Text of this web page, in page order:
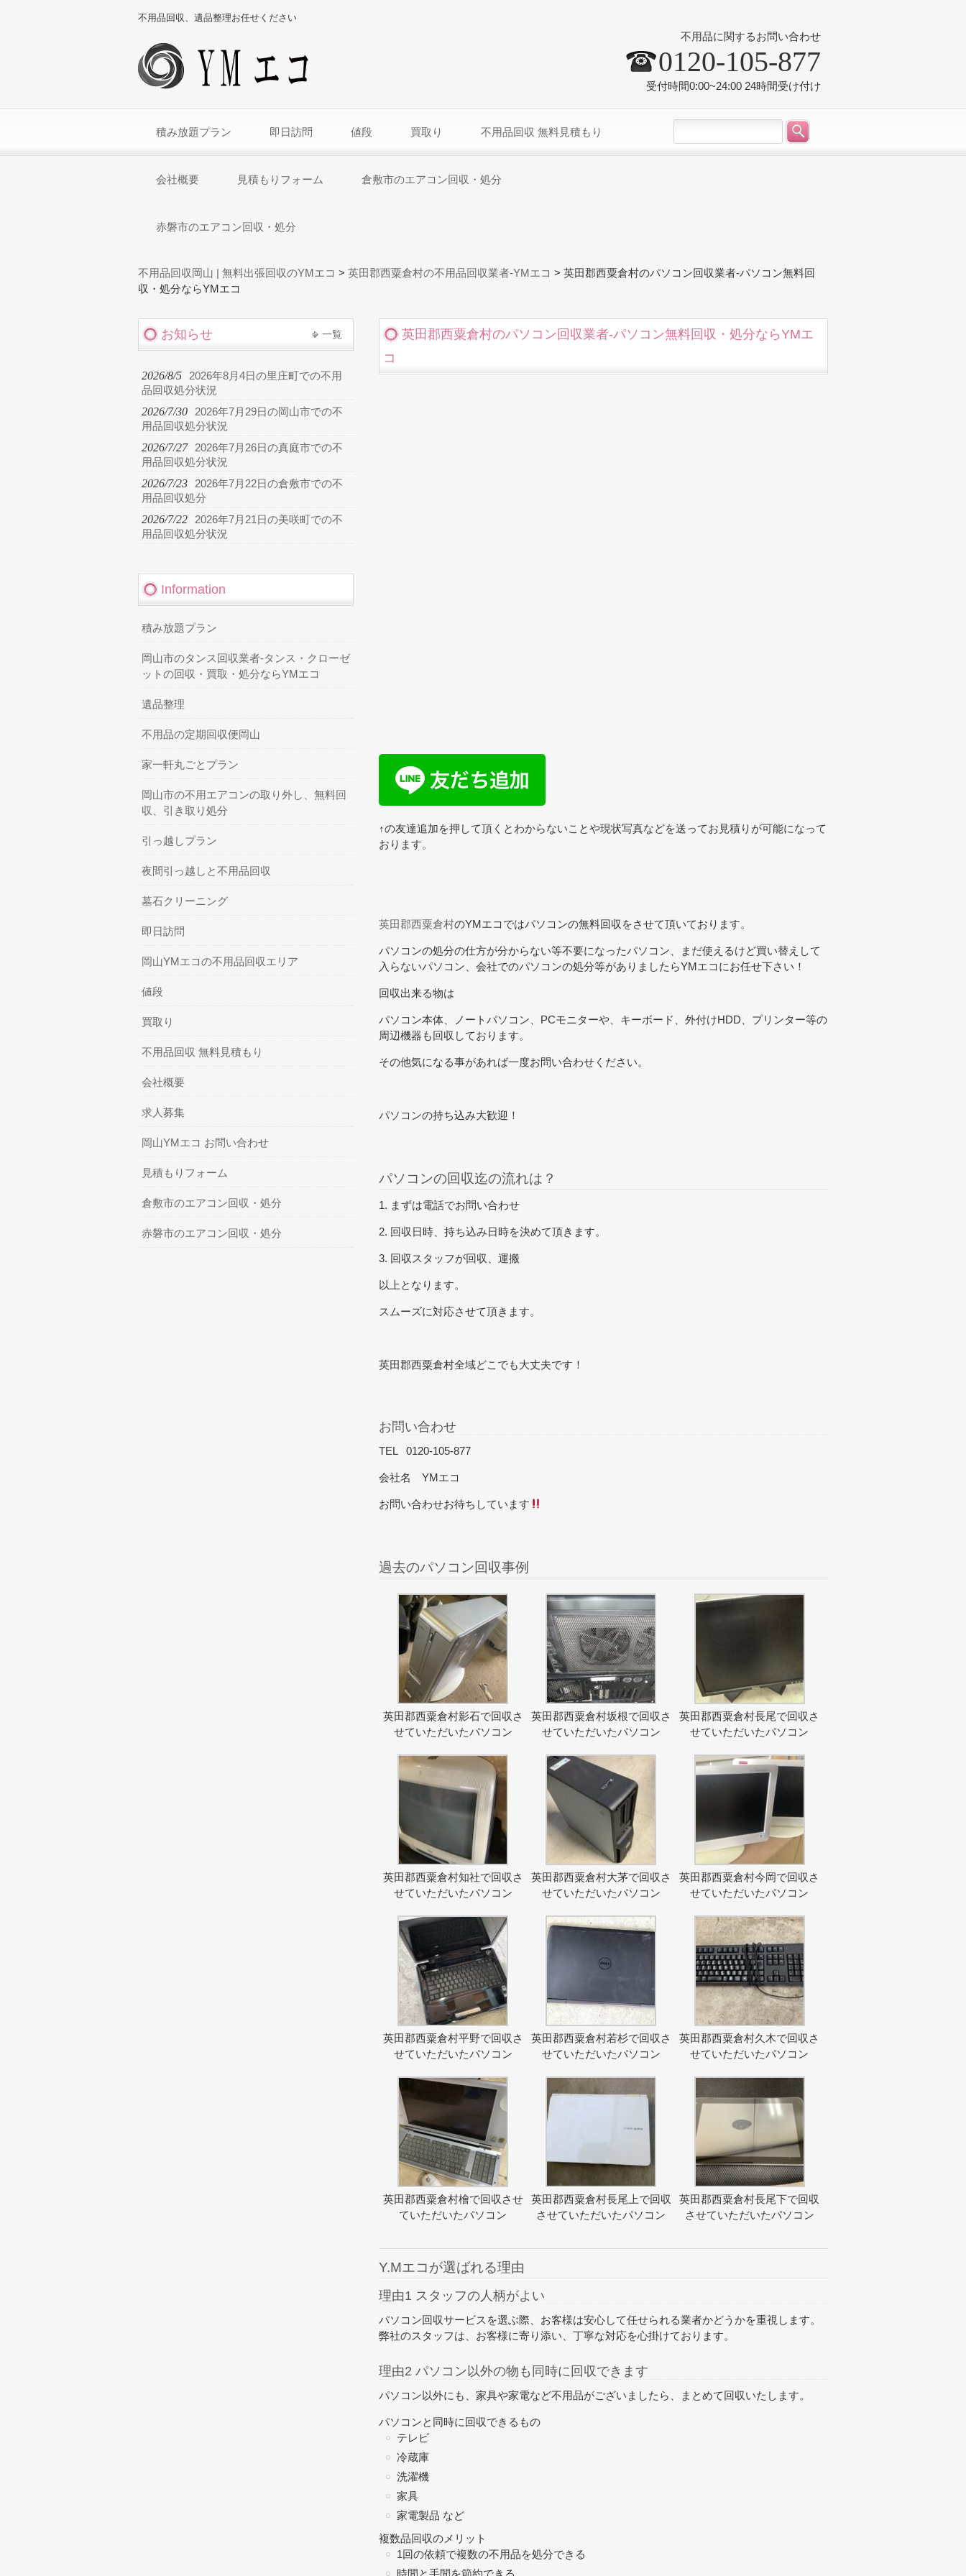
不用品回収、遺品整理お任せください
不用品に関するお問い合わせ
0120-105-877
受付時間0:00~24:00 24時間受け付け
積み放題プラン 即日訪問 値段 買取り 不用品回収 無料見積もり
会社概要 見積もりフォーム 倉敷市のエアコン回収・処分
赤磐市のエアコン回収・処分
不用品回収岡山 | 無料出張回収のYMエコ > 英田郡西粟倉村の不用品回収業者-YMエコ > 英田郡西粟倉村のパソコン回収業者-パソコン無料回
収・処分ならYMエコ
英田郡西粟倉村のパソコン回収業者-パソコン無料回収・処分ならYMエ
コ
↑の友達追加を押して頂くとわからないことや現状写真などを送ってお見積りが可能になって
おります。
英田郡西粟倉村のYMエコではパソコンの無料回収をさせて頂いております。
パソコンの処分の仕方が分からない等不要になったパソコン、まだ使えるけど買い替えして
入らないパソコン、会社でのパソコンの処分等がありましたらYMエコにお任せ下さい！
回収出来る物は
パソコン本体、ノートパソコン、PCモニターや、キーボード、外付けHDD、プリンター等の
周辺機器も回収しております。
その他気になる事があれば一度お問い合わせください。
パソコンの持ち込み大歓迎！
パソコンの回収迄の流れは？
1. まずは電話でお問い合わせ
2. 回収日時、持ち込み日時を決めて頂きます。
3. 回収スタッフが回収、運搬
以上となります。
スムーズに対応させて頂きます。
英田郡西粟倉村全域どこでも大丈夫です！
お問い合わせ
TEL 0120-105-877
会社名 YMエコ
お問い合わせお待ちしています
過去のパソコン回収事例
英田郡西粟倉村影石で回収さ
せていただいたパソコン
英田郡西粟倉村坂根で回収さ
せていただいたパソコン
英田郡西粟倉村長尾で回収さ
せていただいたパソコン
英田郡西粟倉村知社で回収さ
せていただいたパソコン
英田郡西粟倉村大茅で回収さ
せていただいたパソコン
英田郡西粟倉村今岡で回収さ
せていただいたパソコン
英田郡西粟倉村平野で回収さ
せていただいたパソコン
英田郡西粟倉村若杉で回収さ
せていただいたパソコン
英田郡西粟倉村久木で回収さ
せていただいたパソコン
英田郡西粟倉村檜で回収させ
ていただいたパソコン
英田郡西粟倉村長尾上で回収
させていただいたパソコン
英田郡西粟倉村長尾下で回収
させていただいたパソコン
Y.Mエコが選ばれる理由
理由1 スタッフの人柄がよい
パソコン回収サービスを選ぶ際、お客様は安心して任せられる業者かどうかを重視します。
弊社のスタッフは、お客様に寄り添い、丁寧な対応を心掛けております。
理由2 パソコン以外の物も同時に回収できます
パソコン以外にも、家具や家電など不用品がございましたら、 まとめて回収いたします。
パソコンと同時に回収できるもの
テレビ
冷蔵庫
洗濯機
家具
家電製品 など
複数品回収のメリット
1回の依頼で複数の不用品を処分できる
お知らせ 一覧
2026/8/5
2026年8月4日の里庄町での不用
品回収処分状況
2026/7/30
2026年7月29日の岡山市での不
用品回収処分状況
2026/7/27
2026年7月26日の真庭市での不
用品回収処分状況
2026/7/23
2026年7月22日の倉敷市での不
用品回収処分
2026/7/22
2026年7月21日の美咲町での不
用品回収処分状況
Information
積み放題プラン
岡山市のタンス回収業者-タンス・クローゼ
ットの回収・買取・処分ならYMエコ
遺品整理
不用品の定期回収便岡山
家一軒丸ごとプラン
岡山市の不用エアコンの取り外し、無料回
収、引き取り処分
引っ越しプラン
夜間引っ越しと不用品回収
墓石クリーニング
即日訪問
岡山YMエコの不用品回収エリア
値段
買取り
不用品回収 無料見積もり
会社概要
求人募集
岡山YMエコ お問い合わせ
見積もりフォーム
倉敷市のエアコン回収・処分
赤磐市のエアコン回収・処分